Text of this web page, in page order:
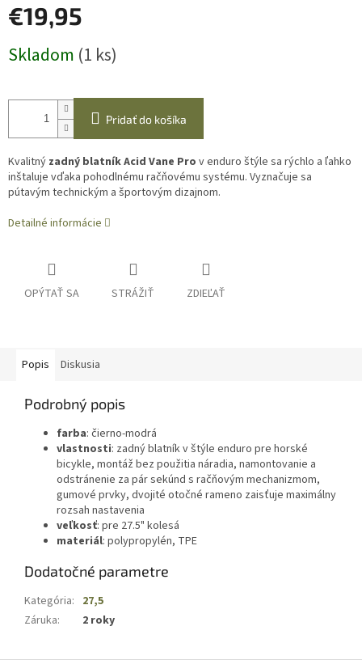
€19,95
cena:
Skladom (1 ks)
Pridať do košíka
Kvalitný zadný blatník Acid Vane Pro v enduro štýle sa rýchlo a ľahko
inštaluje vďaka pohodlnému račňovému systému. Vyznačuje sa
pútavým technickým a športovým dizajnom.
Detailné informácie
OPÝTAŤ SA STRÁŽIŤ ZDIEĽAŤ
Popis Diskusia
Podrobný popis
farba: čierno-modrá
vlastnosti: zadný blatník v štýle enduro pre horské
bicykle, montáž bez použitia náradia, namontovanie a
odstránenie za pár sekúnd s račňovým mechanizmom,
gumové prvky, dvojité otočné rameno zaisťuje maximálny
rozsah nastavenia
veľkosť: pre 27.5" kolesá
materiál: polypropylén, TPE
Dodatočné parametre
Kategória: 27,5
Záruka: 2 roky